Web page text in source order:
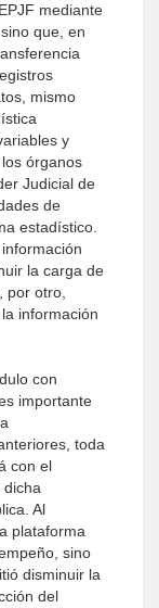
mediante
que, en
mismo
y
órganos
Judicial de
de
estadístico.
la carga de
por otro,
información
con
importante
toda
con el
Al
plataforma
sino
disminuir la
del